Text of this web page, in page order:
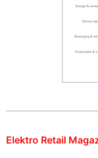
Elektro Retail